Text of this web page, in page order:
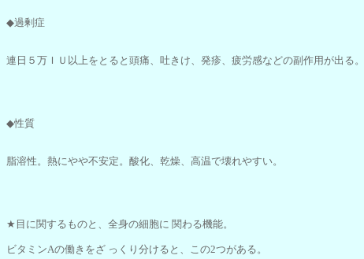
◆過剰症
連日５万ＩＵ以上をとると頭痛、吐きけ、発疹、疲労感などの副作用が出る
◆性質
脂溶性。熱にやや不安定。酸化、乾燥、高温で壊れやすい。
★目に関するものと、全身の細胞に 関わる機能。
ビタミンAの働きをざ っくり分けると、この2つがある。